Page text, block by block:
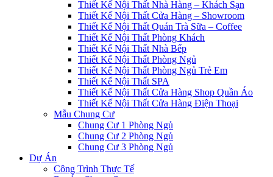
Thiết Kế Nội Thất Nhà Hàng – Khách Sạn
Thiết Kế Nội Thất Cửa Hàng – Showroom
Thiết Kế Nội Thất Quán Trà Sữa – Coffee
Thiết Kế Nội Thất Phòng Khách
Thiết Kế Nội Thất Nhà Bếp
Thiết Kế Nội Thất Phòng Ngủ
Thiết Kế Nội Thất Phòng Ngủ Trẻ Em
Thiết Kế Nội Thất SPA
Thiết Kế Nội Thất Cửa Hàng Shop Quần Áo
Thiết Kế Nội Thất Cửa Hàng Điện Thoại
Mẫu Chung Cư
Chung Cư 1 Phòng Ngủ
Chung Cư 2 Phòng Ngủ
Chung Cư 3 Phòng Ngủ
Dự Án
Công Trình Thực Tế